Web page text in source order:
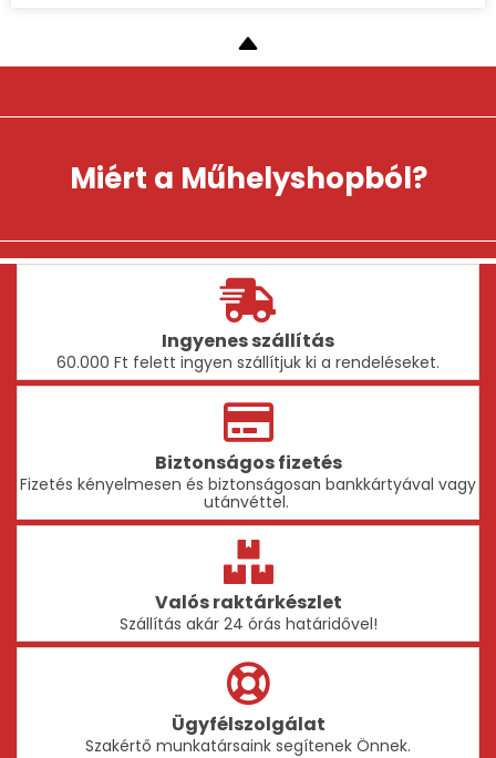
változatok
termékoldalon
választhatók
Miért a Műhelyshopból?
Ingyenes szállítás
60.000 Ft felett ingyen szállítjuk ki a rendeléseket.
Biztonságos fizetés
Fizetés kényelmesen és biztonságosan bankkártyával vagy
utánvéttel.
Valós raktárkészlet
Szállítás akár 24 órás határidővel!
Ügyfélszolgálat
Szakértő munkatársaink segítenek Önnek.